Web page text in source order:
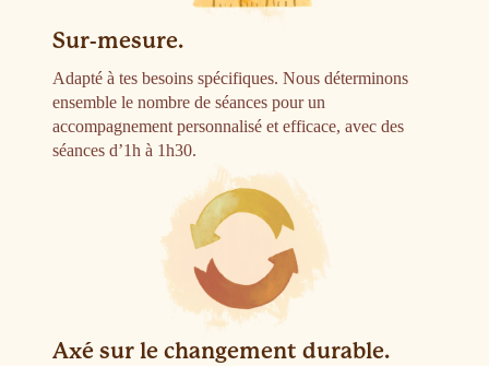
Sur-mesure.
Adapté à tes besoins spécifiques. Nous déterminons
ensemble le nombre de séances pour un
accompagnement personnalisé et efficace, avec des
séances d’1h à 1h30.
Axé sur le changement durable.